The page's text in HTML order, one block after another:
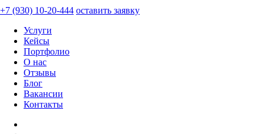
+7 (930) 10-20-444 оставить заявку
Услуги
Кейсы
Портфолио
О нас
Отзывы
Блог
Вакансии
Контакты